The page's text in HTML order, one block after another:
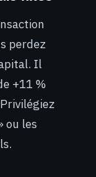
perdez
Il
+11 %
ou les